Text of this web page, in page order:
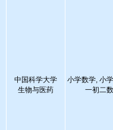
中国科学大学
生物与医药
小学数学, 小
一初二